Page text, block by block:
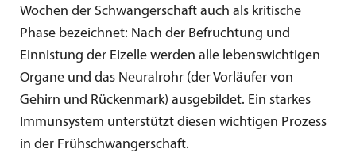
Wochen der Schwangerschaft auch als kritische
Phase bezeichnet: Nach der Befruchtung und
Einnistung der Eizelle werden alle lebenswichtigen
Organe und das Neuralrohr (der Vorläufer von
Gehirn und Rückenmark) ausgebildet. Ein starkes
Immunsystem unterstützt diesen wichtigen Prozess
in der Frühschwangerschaft.